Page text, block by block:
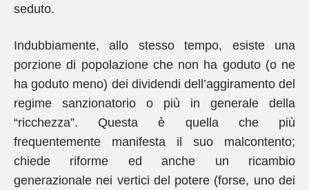
seduto.
Indubbiamente, allo stesso tempo, esiste una
porzione di popolazione che non ha goduto (o ne
ha goduto meno) dei dividendi dell’aggiramento del
regime sanzionatorio o più in generale della
“ricchezza”. Questa è quella che più
frequentemente manifesta il suo malcontento;
chiede riforme ed anche un ricambio
generazionale nei vertici del potere (forse, uno dei